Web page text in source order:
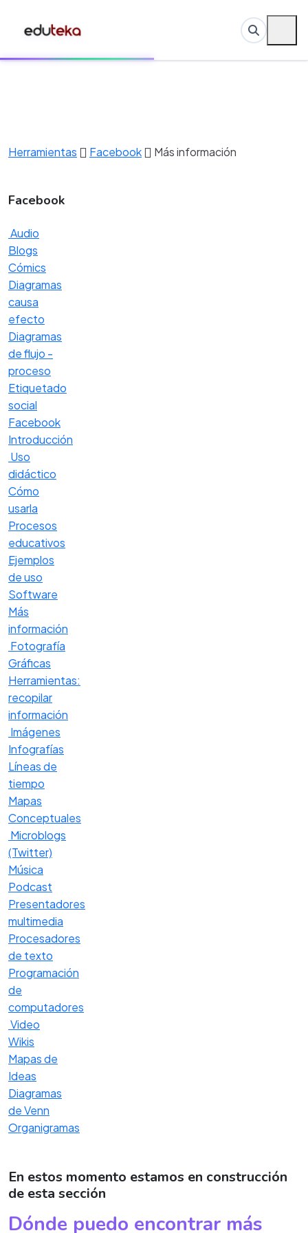
Herramientas Facebook Más información
Facebook
Audio
Blogs
Cómics
Diagramas
causa
efecto
Diagramas
de flujo -
proceso
Etiquetado
social
Facebook
Introducción
Uso
didáctico
Cómo
usarla
Procesos
educativos
Ejemplos
de uso
Software
Más
información
Fotografía
Gráficas
Herramientas:
recopilar
información
Imágenes
Infografías
Líneas de
tiempo
Mapas
Conceptuales
Microblogs
(Twitter)
Música
Podcast
Presentadores
multimedia
Procesadores
de texto
Programación
de
computadores
Video
Wikis
Mapas de
Ideas
Diagramas
de Venn
Organigramas
En estos momento estamos en construcción
de esta sección
Dónde puedo encontrar más